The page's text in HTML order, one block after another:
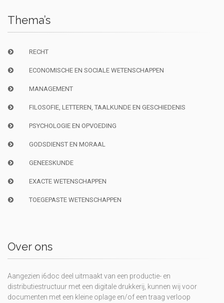
Thema’s
RECHT
ECONOMISCHE EN SOCIALE WETENSCHAPPEN
MANAGEMENT
FILOSOFIE, LETTEREN, TAALKUNDE EN GESCHIEDENIS
PSYCHOLOGIE EN OPVOEDING
GODSDIENST EN MORAAL
GENEESKUNDE
EXACTE WETENSCHAPPEN
TOEGEPASTE WETENSCHAPPEN
Over ons
Aangezien i6doc deel uitmaakt van een productie- en
distributiestructuur met een digitale drukkerij, kunnen wij voor
documenten met een kleine oplage en/of een traag verloop